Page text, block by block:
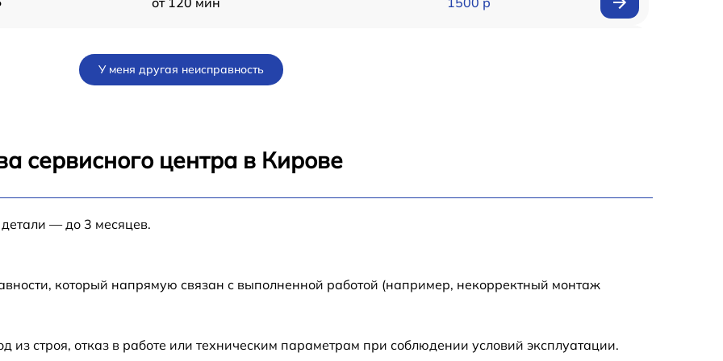
У меня другая неисправность
сервисного центра в Кирове
— до 3 месяцев.
который напрямую связан с выполненной работой (например, некорректный монтаж
строя, отказ в работе или техническим параметрам при соблюдении условий эксплуатации.